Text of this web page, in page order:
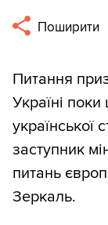
Поширити
Питання
Україні
української
заступник
питань
Зеркаль.